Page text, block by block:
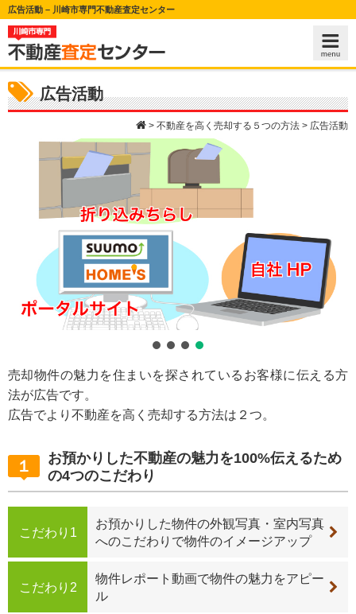
広告活動 – 川崎市専門不動産査定センター
広告活動
> 不動産を高く売却する５つの方法 > 広告活動
売却物件の魅力を住まいを探されているお客様に伝える方
法が広告です。
広告でより不動産を高く売却する方法は２つ。
１
お預かりした不動産の魅力を100%伝えるため
の4つのこだわり
こだわり1
お預かりした物件の外観写真・室内写真
へのこだわりで物件のイメージアップ
こだわり2
物件レポート動画で物件の魅力をアピー
ル